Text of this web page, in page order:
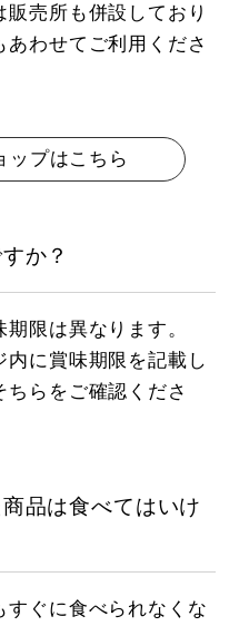
販売所も併設しており
あわせてご利用くださ
ップはこちら
か？
限は異なります。
内に賞味期限を記載し
ちらをご確認くださ
品は食べてはいけ
すぐに食べられなくな